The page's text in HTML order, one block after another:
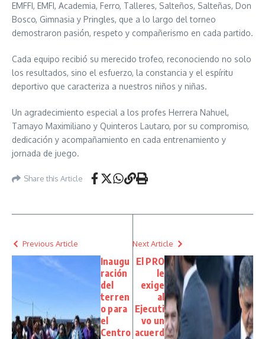
EMFFI, EMFI, Academia, Ferro, Talleres, Salteños, Salteñas, Don
Bosco, Gimnasia y Pringles, que a lo largo del torneo
demostraron pasión, respeto y compañerismo en cada partido.
Cada equipo recibió su merecido trofeo, reconociendo no solo
los resultados, sino el esfuerzo, la constancia y el espíritu
deportivo que caracteriza a nuestros niños y niñas.
Un agradecimiento especial a los profes Herrera Nahuel,
Tamayo Maximiliano y Quinteros Lautaro, por su compromiso,
dedicación y acompañamiento en cada entrenamiento y
jornada de juego.
Share this Article
Previous Article
Inaugu
ración
del
terren
o para
el
Centro
Next Article
El PRO
le
exige
al
Ejecuti
vo un
acuerd